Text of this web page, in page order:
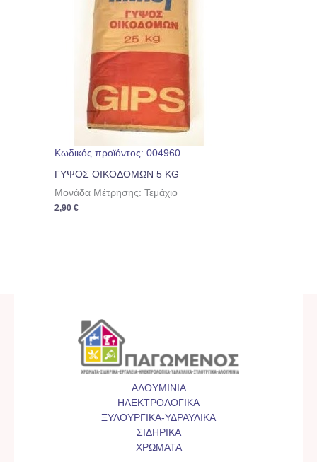
Κωδικός προϊόντος: 004960
ΓΥΨΟΣ ΟΙΚΟΔΟΜΩΝ 5 KG
Μονάδα Μέτρησης: Τεμάχιο
2,90€
ΑΛΟΥΜΙΝΙΑ
ΗΛΕΚΤΡΟΛΟΓΙΚΑ
ΞΥΛΟΥΡΓΙΚΑ-ΥΔΡΑΥΛΙΚΑ
ΣΙΔΗΡΙΚΑ
ΧΡΩΜΑΤΑ